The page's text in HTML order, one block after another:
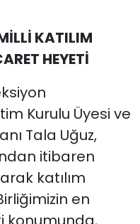
KATILIM
HEYETİ
Kurulu Üyesi ve
Tala Uğuz,
itibaren
katılım
en